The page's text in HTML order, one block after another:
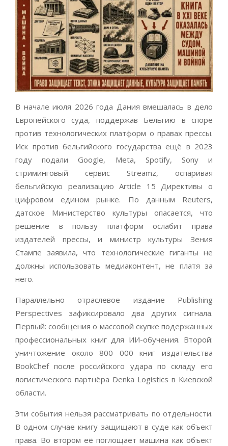
В начале июля 2026 года Дания вмешалась в дело
Европейского суда, поддержав Бельгию в споре
против технологических платформ о правах прессы.
Иск против бельгийского государства ещё в 2023
году подали Google, Meta, Spotify, Sony и
стриминговый сервис Streamz, оспаривая
бельгийскую реализацию Article 15 Директивы о
цифровом едином рынке. По данным Reuters,
датское Министерство культуры опасается, что
решение в пользу платформ ослабит права
издателей прессы, и министр культуры Зения
Стампе заявила, что технологические гиганты не
должны использовать медиаконтент, не платя за
него.
Параллельно отраслевое издание Publishing
Perspectives зафиксировало два других сигнала.
Первый: сообщения о массовой скупке подержанных
профессиональных книг для ИИ-обучения. Второй:
уничтожение около 800 000 книг издательства
BookChef после российского удара по складу его
логистического партнёра Denka Logistics в Киевской
области.
Эти события нельзя рассматривать по отдельности.
В одном случае книгу защищают в суде как объект
права. Во втором её поглощает машина как объект